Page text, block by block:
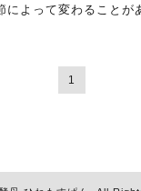
によって変わることが
1